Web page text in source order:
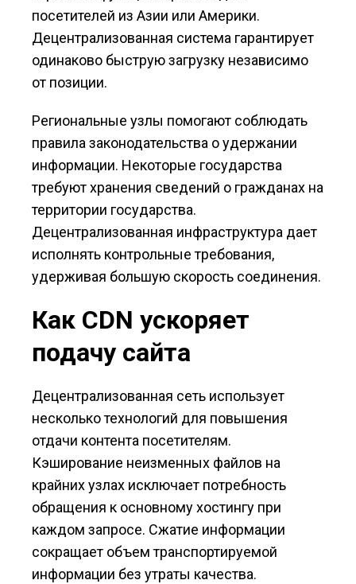
посетителей из Азии или Америки.
Децентрализованная система гарантирует
одинаково быструю загрузку независимо
от позиции.
Региональные узлы помогают соблюдать
правила законодательства о удержании
информации. Некоторые государства
требуют хранения сведений о гражданах на
территории государства.
Децентрализованная инфраструктура дает
исполнять контрольные требования,
удерживая большую скорость соединения.
Как CDN ускоряет
подачу сайта
Децентрализованная сеть использует
несколько технологий для повышения
отдачи контента посетителям.
Кэширование неизменных файлов на
крайних узлах исключает потребность
обращения к основному хостингу при
каждом запросе. Сжатие информации
сокращает объем транспортируемой
информации без утраты качества.